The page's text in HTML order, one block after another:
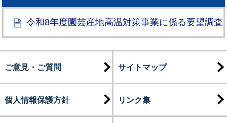
令和8年度園芸産地高温対策事業に係る要望調査
ご意見・ご質問 サイトマップ
個人情報保護方針 リンク集